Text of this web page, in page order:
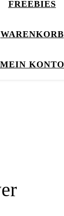
FREEBIES
WARENKORB
MEIN KONTO